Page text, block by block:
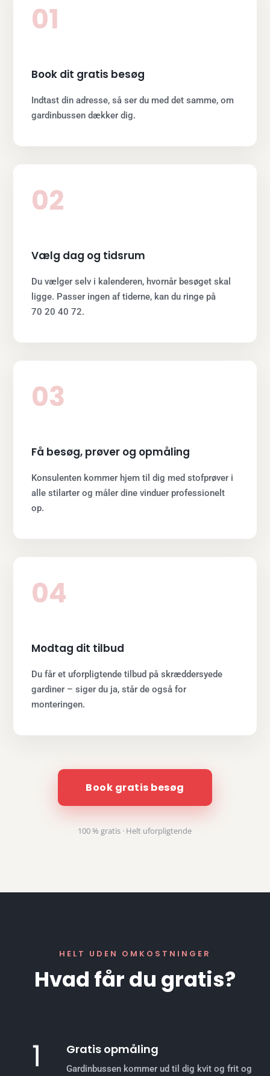
01
Book dit gratis besøg
Indtast din adresse, så ser du med det samme, om
gardinbussen dækker dig.
02
Vælg dag og tidsrum
Du vælger selv i kalenderen, hvornår besøget skal
ligge. Passer ingen af tiderne, kan du ringe på
70 20 40 72.
03
Få besøg, prøver og opmåling
Konsulenten kommer hjem til dig med stofprøver i
alle stilarter og måler dine vinduer professionelt
op.
04
Modtag dit tilbud
Du får et uforpligtende tilbud på skræddersyede
gardiner – siger du ja, står de også for
monteringen.
Book gratis besøg
100 % gratis · Helt uforpligtende
HELT UDEN OMKOSTNINGER
Hvad får du gratis?
Gratis opmåling
Gardinbussen kommer ud til dig kvit og frit og